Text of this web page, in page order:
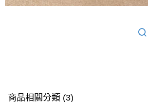
商品相關分類 (3)